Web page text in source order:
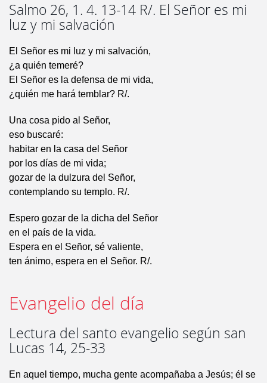
Salmo 26, 1. 4. 13-14 R/. El Señor es mi
luz y mi salvación
El Señor es mi luz y mi salvación,
¿a quién temeré?
El Señor es la defensa de mi vida,
¿quién me hará temblar? R/.
Una cosa pido al Señor,
eso buscaré:
habitar en la casa del Señor
por los días de mi vida;
gozar de la dulzura del Señor,
contemplando su templo. R/.
Espero gozar de la dicha del Señor
en el país de la vida.
Espera en el Señor, sé valiente,
ten ánimo, espera en el Señor. R/.
Evangelio del día
Lectura del santo evangelio según san
Lucas 14, 25-33
En aquel tiempo, mucha gente acompañaba a Jesús; él se